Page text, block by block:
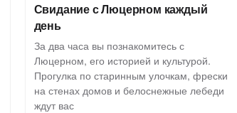
Свидание с Люцерном каждый
день
За два часа вы познакомитесь с
Люцерном, его историей и культурой.
Прогулка по старинным улочкам, фрески
на стенах домов и белоснежные лебеди
ждут вас